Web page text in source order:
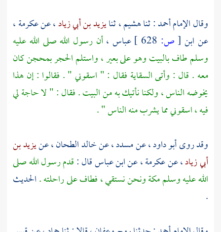
وقال الإمامأحمد: ثناهشيم، ثنايزيد بن أبي زياد، عنعكرمة،
عن ابن [ص: عباس ،أن رسول الله صلى الله عليه
وسلم طافبالبيتوهو على بعير ، واستلمالحجربمحجن كان
معه . قال : وأتى السقاية فقال : " اسقوني " . فقالوا : إن هذا
يخوضه الناس ، ولكنا نأتيك به من البيت . فقال : " لا حاجة لي
فيه ، اسقوني مما يشرب منه الناس " .
وقد روىأبو داود، عنمسدد، عنخالد الطحان، عنيزيد بن
أبي زياد، عنعكرمة، عنابن عباسقال :قدم رسول الله صلى
الله عليه وسلممكةونحن نستقي ، فطاف على راحلته .الحديث
.